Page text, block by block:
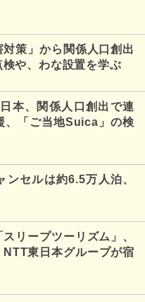
策」から関係人口創出
や、わな設置を学ぶ
本、関係人口創出で連
、「ご当地Suica」の検
セルは約6.5万人泊、
リープツーリズム」、
東日本グループが宿